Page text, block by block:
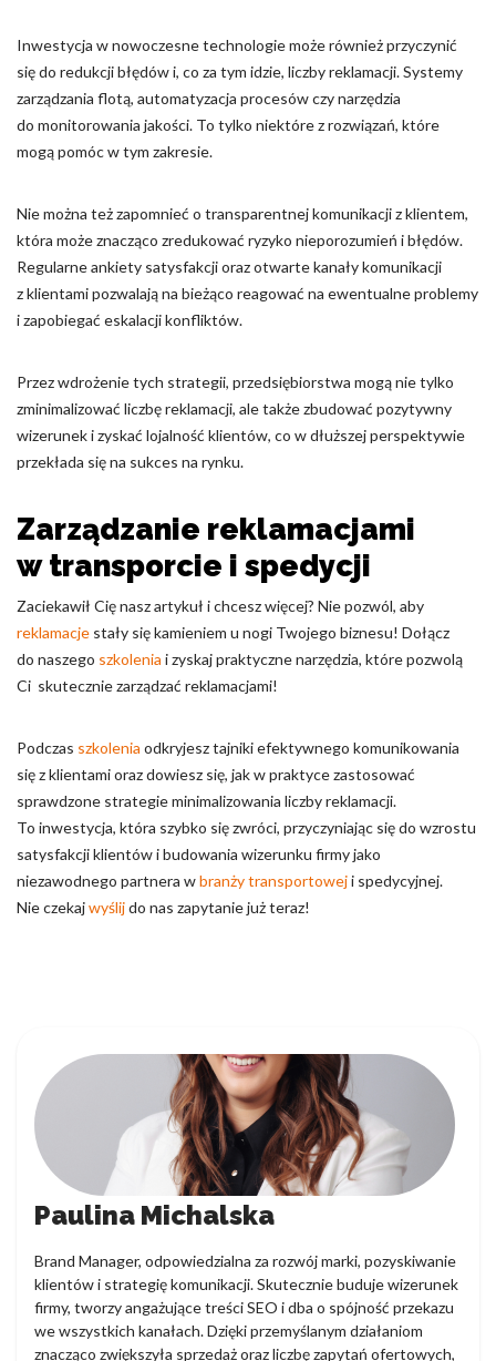
Inwestycja w nowoczesne technologie może również przyczynić
się do redukcji błędów i, co za tym idzie, liczby reklamacji. Systemy
zarządzania flotą, automatyzacja procesów czy narzędzia
do monitorowania jakości. To tylko niektóre z rozwiązań, które
mogą pomóc w tym zakresie.
Nie można też zapomnieć o transparentnej komunikacji z klientem,
która może znacząco zredukować ryzyko nieporozumień i błędów.
Regularne ankiety satysfakcji oraz otwarte kanały komunikacji
z klientami pozwalają na bieżąco reagować na ewentualne problemy
i zapobiegać eskalacji konfliktów.
Przez wdrożenie tych strategii, przedsiębiorstwa mogą nie tylko
zminimalizować liczbę reklamacji, ale także zbudować pozytywny
wizerunek i zyskać lojalność klientów, co w dłuższej perspektywie
przekłada się na sukces na rynku.
Zarządzanie reklamacjami
w transporcie i spedycji
Zaciekawił Cię nasz artykuł i chcesz więcej? Nie pozwól, aby
reklamacje stały się kamieniem u nogi Twojego biznesu! Dołącz
do naszego szkolenia i zyskaj praktyczne narzędzia, które pozwolą
Ci skutecznie zarządzać reklamacjami!
Podczas szkolenia odkryjesz tajniki efektywnego komunikowania
się z klientami oraz dowiesz się, jak w praktyce zastosować
sprawdzone strategie minimalizowania liczby reklamacji.
To inwestycja, która szybko się zwróci, przyczyniając się do wzrostu
satysfakcji klientów i budowania wizerunku firmy jako
niezawodnego partnera wbranży transportoweji spedycyjnej.
Nie czekajwyślijdo nas zapytanie już teraz!
Paulina Michalska
Brand Manager, odpowiedzialna za rozwój marki, pozyskiwanie
klientów i strategię komunikacji. Skutecznie buduje wizerunek
firmy, tworzy angażujące treści SEO i dba o spójność przekazu
we wszystkich kanałach. Dzięki przemyślanym działaniom
znacząco zwiększyła sprzedaż oraz liczbę zapytań ofertowych,